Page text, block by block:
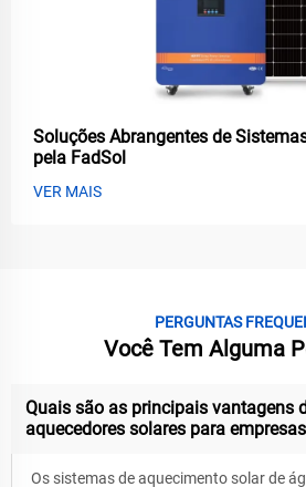
Soluções Abrangentes de
pela FadSol
VER MAIS
PERGUNTAS
Você Tem Alguma
Quais são as principais vantagens
aquecedores solares para
Os sistemas de aquecimento solar de